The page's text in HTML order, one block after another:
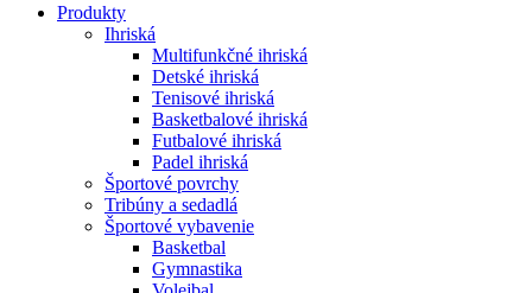
Produkty
Ihriská
Multifunkčné ihriská
Detské ihriská
Tenisové ihriská
Basketbalové ihriská
Futbalové ihriská
Padel ihriská
Športové povrchy
Tribúny a sedadlá
Športové vybavenie
Basketbal
Gymnastika